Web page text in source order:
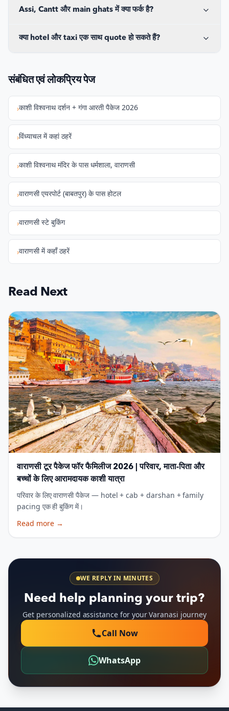
Assi, Cantt और main ghats में क्या फर्क है?
क्या hotel और taxi एक साथ quote हो सकते हैं?
संबंधित एवं लोकप्रिय पेज
›काशी विश्वनाथ दर्शन + गंगा आरती पैकेज 2026
›विंध्याचल में कहां ठहरें
›काशी विश्वनाथ मंदिर के पास धर्मशाला, वाराणसी
›वाराणसी एयरपोर्ट (बाबतपुर) के पास होटल
›वाराणसी स्टे बुकिंग
›वाराणसी में कहाँ ठहरें
Read Next
वाराणसी टूर पैकेज फॉर फैमिलीज 2026 | परिवार, माता-पिता और
बच्चों के लिए आरामदायक काशी यात्रा
परिवार के लिए वाराणसी पैकेज — hotel + cab + darshan + family
pacing एक ही बुकिंग में।
Read more →
WE REPLY IN MINUTES
Need help planning your trip?
Get personalized assistance for your Varanasi journey
Call Now
WhatsApp